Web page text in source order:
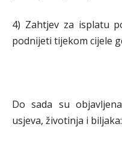
4) Zahtjev za isplatu
podnijeti tijekom cijele
Do sada su
usjeva, životinja i biljaka: